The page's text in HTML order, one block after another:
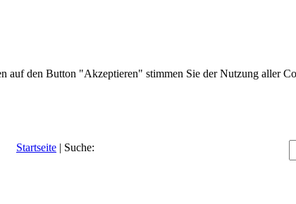
auf den Button "Akzeptieren" stimmen Sie der Nutzung aller
Startseite | Suche: